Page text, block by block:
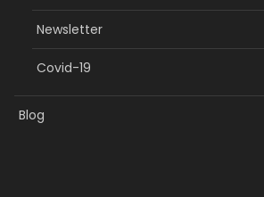
Newsletter
Covid-19
Blog